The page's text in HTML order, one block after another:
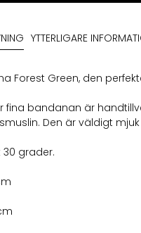
YTTERLIGARE
Forest Green, den
fina bandanan är
Den är väldigt
30 grader.